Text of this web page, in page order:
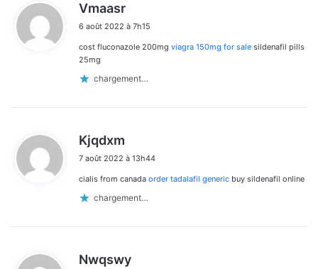
Vmaasr
t
6 août 2022 à 7h15
cost fluconazole 200mg viagra 150mg for sale sildenafil pills
25mg
chargement…
Kjqdxm
t
7 août 2022 à 13h44
cialis from canada order tadalafil generic buy sildenafil online
chargement…
Nwqswy